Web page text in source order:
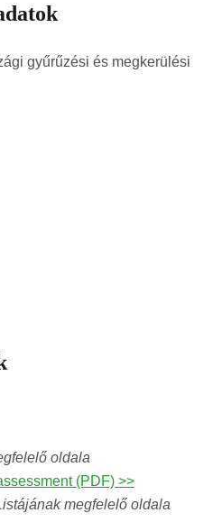
gyűrűzési és megkerülési
oldala
(PDF) >>
megfelelő oldala